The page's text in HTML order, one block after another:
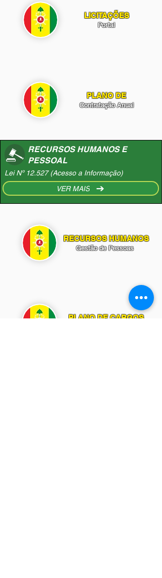
LICITAÇÕES
Portal
PLANO DE
Contratação Anual
RECURSOS HUMANOS E
PESSOAL
Lei Nº 12.527 (Acesso a Informação)
VER MAIS
RECURSOS HUMANOS
Gestão de Pessoas
PLANO DE CARGOS